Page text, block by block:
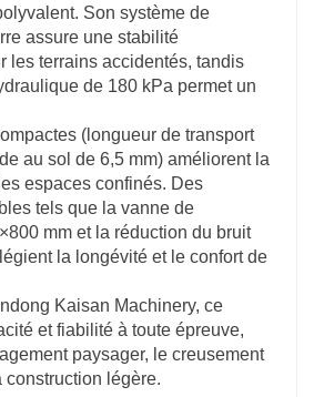
Son système de
assure une stabilité
les terrains accidentés, tandis
de 180 kPa permet un
(longueur de transport
au sol de 6,5 mm) améliorent la
espaces confinés. Des
tels que la vanne de
mm et la réduction du bruit
la longévité et le confort de
Kaisan Machinery, ce
et fiabilité à toute épreuve,
paysager, le creusement
construction légère.